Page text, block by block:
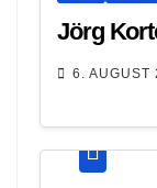
Jörg
6. AUGUST